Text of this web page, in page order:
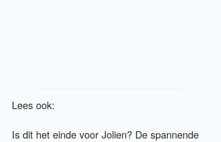
Lees ook:
Is dit het einde voor Jolien? De spannende